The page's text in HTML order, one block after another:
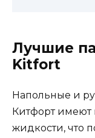
Лучшие
Kitfort
Напольные и
Китфорт имеют
жидкости, что